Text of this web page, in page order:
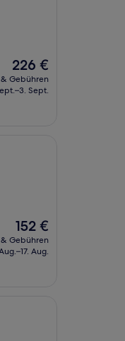
Der
Preis
beträgt
226 €
Gebühren
Sept.
Der
Preis
beträgt
152 €
Gebühren
Aug.